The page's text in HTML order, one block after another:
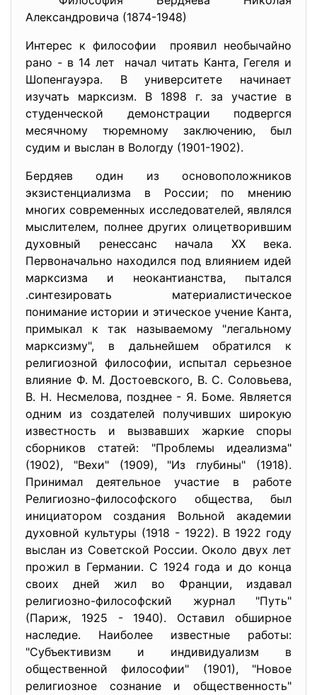
Александровича (1874-1948)
Интерес к философии проявил необычайно
рано - в 14 лет начал читать Канта, Гегеля и
Шопенгауэра. В университете начинает
изучать марксизм. В 1898 г. за участие в
студенческой демонстрации подвергся
месячному тюремному заключению, был
судим и выслан в Вологду (1901-1902).
Бердяев один из основоположников
экзистенциализма в России; по мнению
многих современных исследователей, являлся
мыслителем, полнее других олицетворившим
духовный ренессанс начала XX века.
Первоначально находился под влиянием идей
марксизма и неокантианства, пытался
.синтезировать материалистическое
понимание истории и этическое учение Канта,
примыкал к так называемому "легальному
марксизму", в дальнейшем обратился к
религиозной философии, испытал серьезное
влияние Ф. М. Достоевского, В. С. Соловьева,
В. Н. Несмелова, позднее - Я. Боме. Является
одним из создателей получивших широкую
известность и вызвавших жаркие споры
сборников статей: "Проблемы идеализма"
(1902), "Вехи" (1909), "Из глубины" (1918).
Принимал деятельное участие в работе
Религиозно-философского общества, был
инициатором создания Вольной академии
духовной культуры (1918 - 1922). В 1922 году
выслан из Советской России. Около двух лет
прожил в Германии. С 1924 года и до конца
своих дней жил во Франции, издавал
религиозно-философский журнал "Путь"
(Париж, 1925 - 1940). Оставил обширное
наследие. Наиболее известные работы:
"Субъективизм и индивидуализм в
общественной философии" (1901), "Новое
религиозное сознание и общественность"